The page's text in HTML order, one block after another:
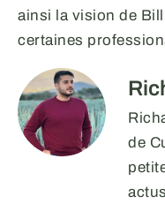
ainsi la vision de
certaines
de